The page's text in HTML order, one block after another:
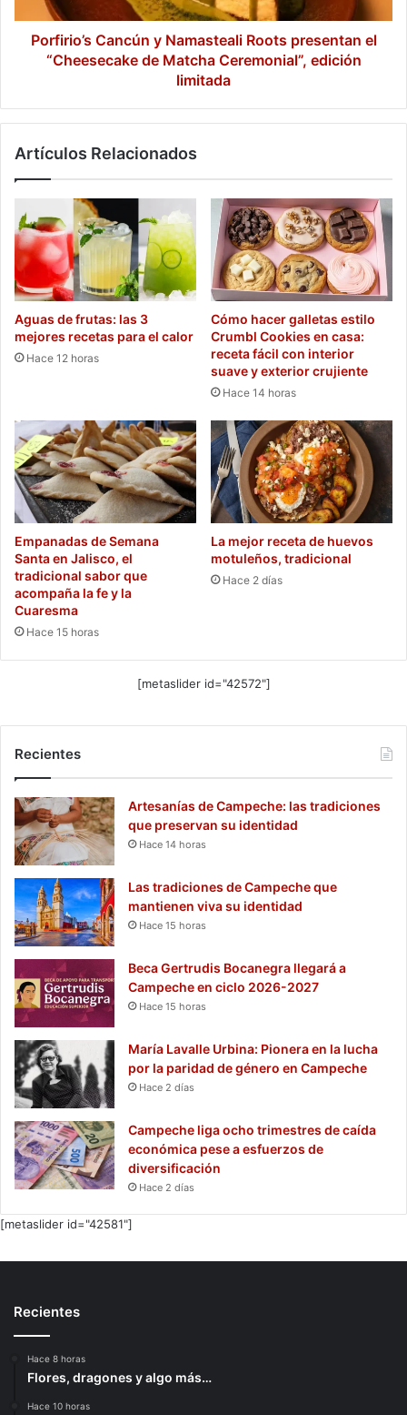
de
Matcha
Ceremonial”,
Porfirio’s Cancún y Namasteali Roots presentan el
“Cheesecake de Matcha Ceremonial”, edición
limitada
Artículos Relacionados
Aguas de frutas: las 3
mejores recetas para el calor
Hace 12 horas
Cómo hacer galletas estilo
Crumbl Cookies en casa:
receta fácil con interior
suave y exterior crujiente
Hace 14 horas
Empanadas de Semana
Santa en Jalisco, el
tradicional sabor que
acompaña la fe y la
Cuaresma
Hace 15 horas
La mejor receta de huevos
motuleños, tradicional
Hace 2 días
[metaslider id="42572"]
Recientes
Artesanías de Campeche: las tradiciones
que preservan su identidad
Hace 14 horas
Las tradiciones de Campeche que
mantienen viva su identidad
Hace 15 horas
Beca Gertrudis Bocanegra llegará a
Campeche en ciclo 2026-2027
Hace 15 horas
María Lavalle Urbina: Pionera en la lucha
por la paridad de género en Campeche
Hace 2 días
Campeche liga ocho trimestres de caída
económica pese a esfuerzos de
diversificación
Hace 2 días
[metaslider id="42581"]
Recientes
Hace 8 horas
Flores, dragones y algo más…
Hace 10 horas